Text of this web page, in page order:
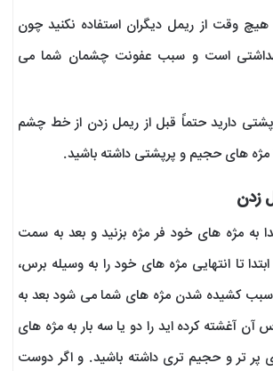
هیچ وقت از ریمل دیگران استفاده نکنید چون
است و سبب عفونت چشمان شما می
دارید حتماً قبل از ریمل زدن از خط چشم
مژه های حجیم و پرپشتی داشته باشید.
زدن
به مژه های خود فر مژه بزنید و بعد به سمت
ابتدا تا انتهایی مژه های خود را به وسیله برس،
سبب کشیده شدن مژه های شما می شود بعد به
آن آغشته کرده اید را دو یا سه بار به مژه های
پر تر و حجیم تری داشته باشید. و اگر دوست